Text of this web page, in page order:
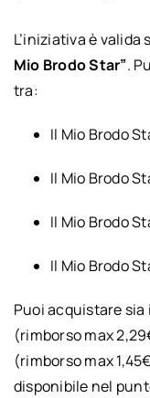
L’iniziativa è
Mio Brodo Star”.
tra:
Il Mio Brodo
Il Mio Brodo
Il Mio Brodo
Il Mio Brodo
Puoi acquistare
(rimborso max
(rimborso max
disponibile nel